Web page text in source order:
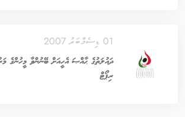
01 ޑިސެމްބަރު 2007
ދައުލަތުގެ ޙާއްޞަ އެހީއަށް ބޭނުންވާ މީހުންގެ
ރިޕޯޓް